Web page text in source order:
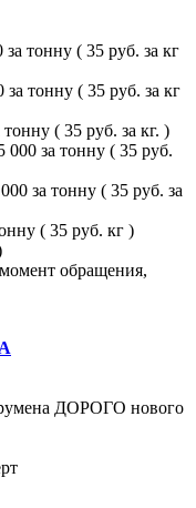
тонну ( 35 руб. за кг
тонну ( 35 руб. за кг
( 35 руб. за кг. )
000 за тонну ( 35 руб.
за тонну ( 35 руб. за
( 35 руб. кг )
обращения,
ДОРОГО нового